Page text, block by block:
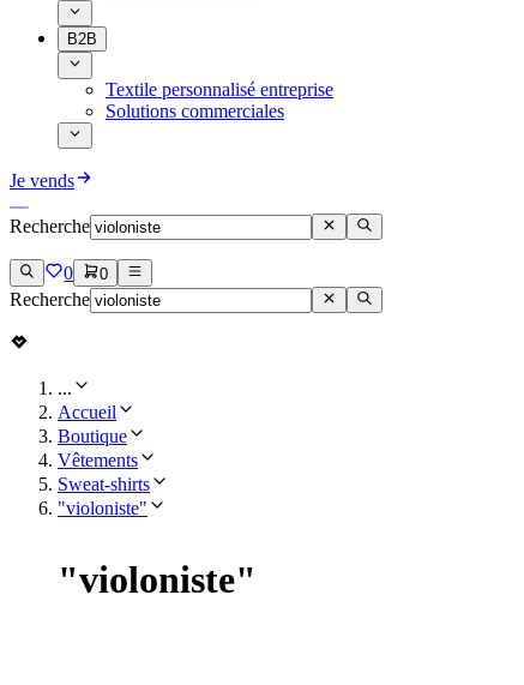
B2B
Textile personnalisé entreprise
Solutions commerciales
Je vends
Recherche
0 0
Recherche
...
Accueil
Boutique
Vêtements
Sweat-shirts
"violoniste"
"violoniste"